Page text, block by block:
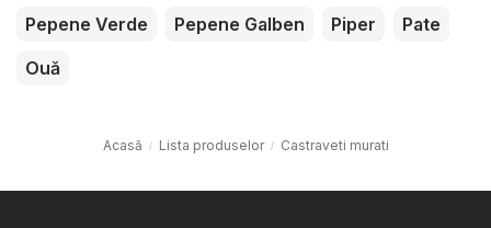
Pepene Verde
Pepene Galben Piper
Pate
Ouă
Acasă Lista produselor Castraveti murati